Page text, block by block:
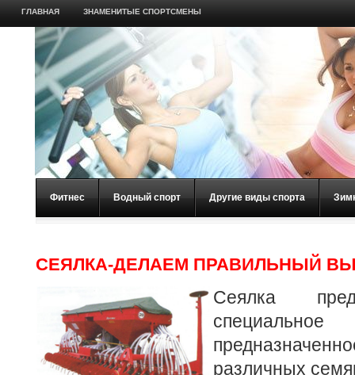
ГЛАВНАЯ ЗНАМЕНИТЫЕ СПОРТСМЕНЫ
Фитнес Водный спорт Другие виды спорта
СЕЯЛКА-ДЕЛАЕМ ПРАВИЛЬНЫЙ
Сеялка
специальное
различных